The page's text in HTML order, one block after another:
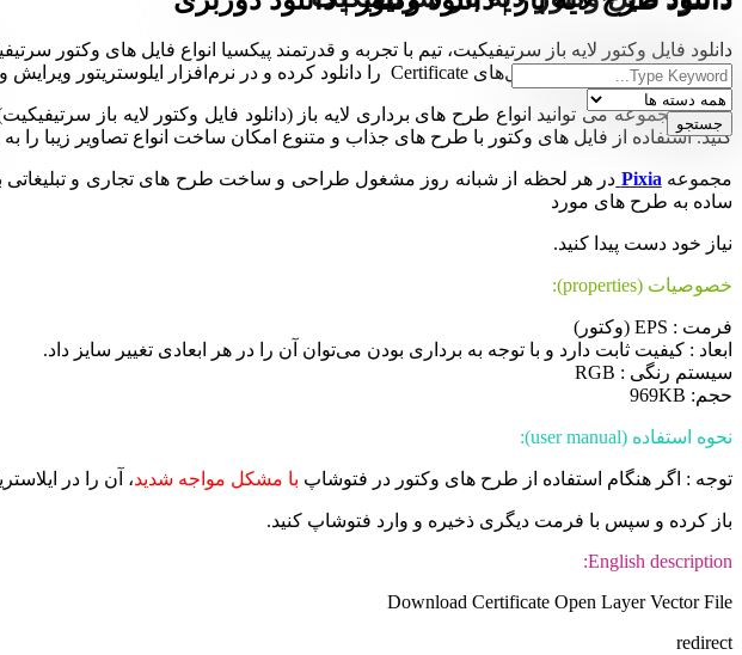
کرده است. شما می‌تواید فایل‌های Certificate را دانلود کرده و در نرم‌افزار ایلوستریتور ویرایش و سفارشی‌سازی کنید.
کنید. استفاده از فایل های وکتور با طرح های جذاب و متنوع امکان ساخت انواع تصاویر زیبا را
مجموعه Pixia در هر لحظه از شبانه روز مشغول طراحی و ساخت طرح های تجاری و تبلیغاتی
ساده به طرح های مورد
نیاز خود دست پیدا کنید.
خصوصیات (properties):
فرمت : EPS (وکتور)
ابعاد : کیفیت ثابت دارد و با توجه به برداری بودن می‌توان آن را در هر ابعادی تغییر سایز داد.
سیستم رنگی : RGB
حجم: 969KB
نحوه استفاده (user manual):
توجه : اگر هنگام استفاده از طرح های وکتور در فتوشاپ با مشکل مواجه شدید، آن را در
باز کرده و سپس با فرمت دیگری ذخیره و وارد فتوشاپ کنید.
English description:
Download Certificate Open Layer Vector File
redirect